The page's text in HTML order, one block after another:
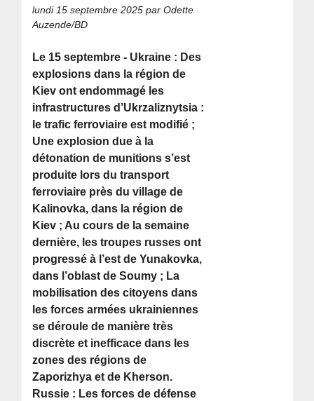
lundi 15 septembre 2025 par Odette
Auzende/BD
Le 15 septembre - Ukraine : Des
explosions dans la région de
Kiev ont endommagé les
infrastructures d’Ukrzaliznytsia :
le trafic ferroviaire est modifié ;
Une explosion due à la
détonation de munitions s’est
produite lors du transport
ferroviaire près du village de
Kalinovka, dans la région de
Kiev ; Au cours de la semaine
dernière, les troupes russes ont
progressé à l’est de Yunakovka,
dans l’oblast de Soumy ; La
mobilisation des citoyens dans
les forces armées ukrainiennes
se déroule de manière très
discrète et inefficace dans les
zones des régions de
Zaporizhya et de Kherson.
Russie : Les forces de défense